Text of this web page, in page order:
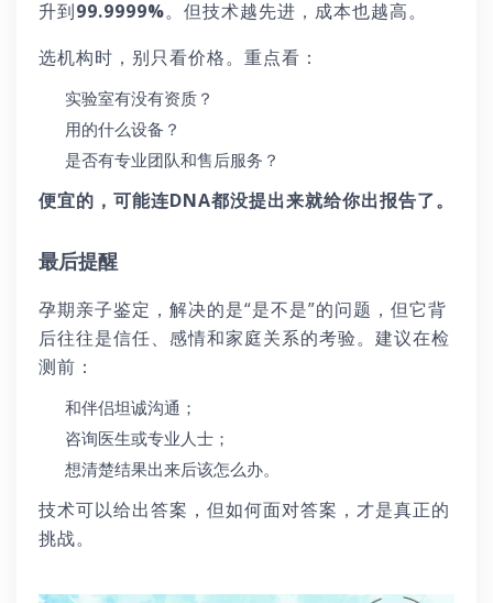
升到99.9999%。但技术越先进，成本也越高。
选机构时，别只看价格。重点看：
实验室有没有资质？
用的什么设备？
是否有专业团队和售后服务？
便宜的，可能连DNA都没提出来就给你出报告了。
最后提醒
孕期亲子鉴定，解决的是“是不是”的问题，但它背
后往往是信任、感情和家庭关系的考验。建议在检
测前：
和伴侣坦诚沟通；
咨询医生或专业人士；
想清楚结果出来后该怎么办。
技术可以给出答案，但如何面对答案，才是真正的
挑战。